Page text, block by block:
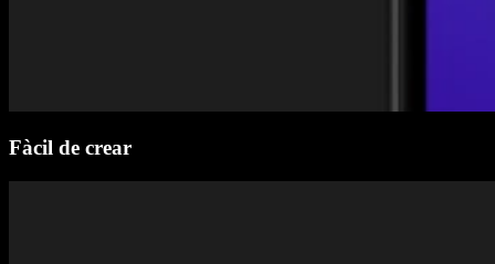
Fàcil de crear